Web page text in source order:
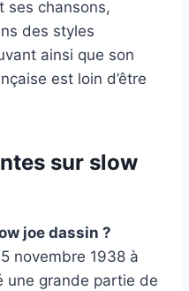
ses chansons,
des styles
ainsi que son
est loin d’être
sur slow
joe dassin ?
novembre 1938 à
une grande partie de